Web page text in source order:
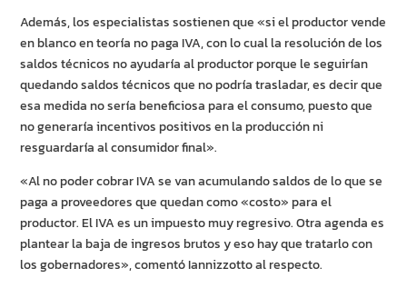
Además, los especialistas sostienen que «si el productor vende
en blanco en teoría no paga IVA, con lo cual la resolución de los
saldos técnicos no ayudaría al productor porque le seguirían
quedando saldos técnicos que no podría trasladar, es decir que
esa medida no sería beneficiosa para el consumo, puesto que
no generaría incentivos positivos en la producción ni
resguardaría al consumidor final».
«Al no poder cobrar IVA se van acumulando saldos de lo que se
paga a proveedores que quedan como «costo» para el
productor. El IVA es un impuesto muy regresivo. Otra agenda es
plantear la baja de ingresos brutos y eso hay que tratarlo con
los gobernadores», comentó Iannizzotto al respecto.